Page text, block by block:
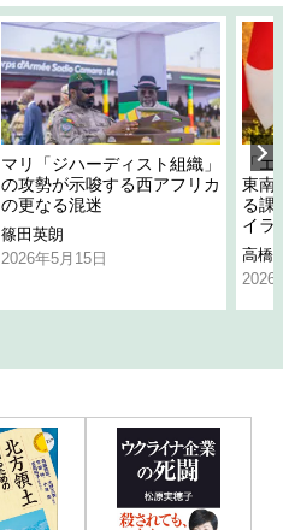
マリ「ジハーディスト組織」
の攻勢が示唆する西アフリカ
の更なる混迷
篠田英朗
2026年5月15日
「
東南
る課
イラ
高橋
2026